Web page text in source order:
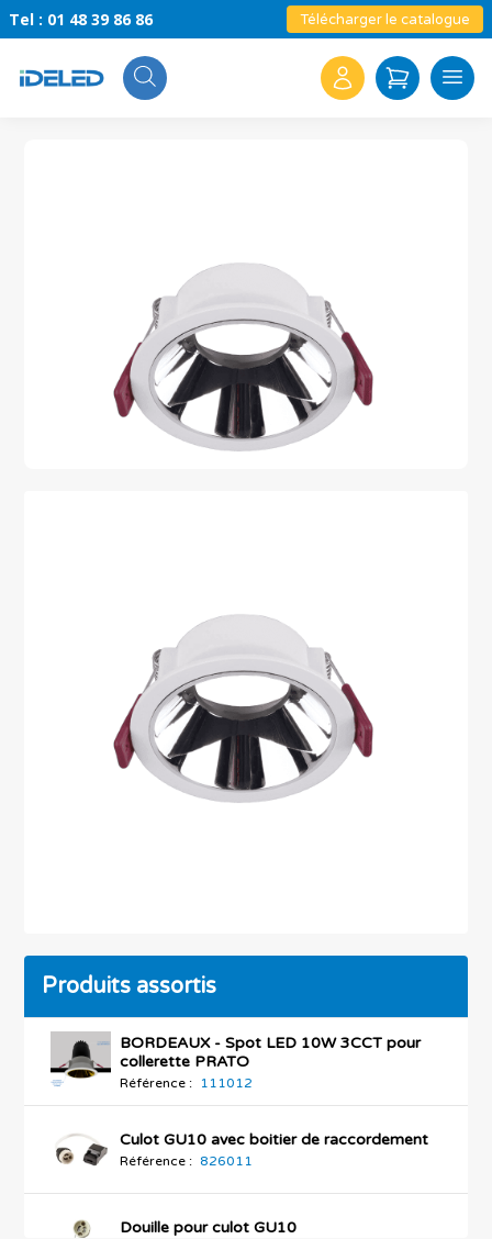
Tel : 01 48 39 86 86 Télécharger le catalogue
Search
Produits assortis
BORDEAUX - Spot LED 10W 3CCT pour
collerette PRATO
Référence : 111012
Culot GU10 avec boitier de raccordement
Référence : 826011
Douille pour culot GU10